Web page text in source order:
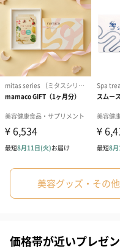
商品詳細情報
内容量
300ml
日本
商品
お届けボックスオプシ
配送用のダンボールを装飾
送りする際に人気のオプシ
合は、紙袋との併用もおす
美容グッズ・その
価格帯が近いプレゼ